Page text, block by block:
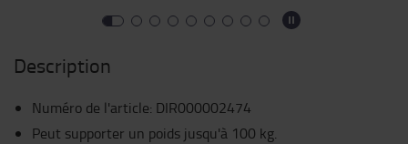
Description
Numéro de l'article: DIR000002474
Peut supporter un poids jusqu'à 100 kg.